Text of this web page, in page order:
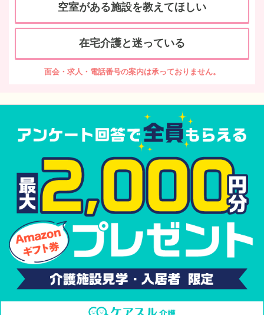
空室がある施設を教えてほしい
在宅介護と迷っている
面会・求人・電話番号の案内は承っておりません。